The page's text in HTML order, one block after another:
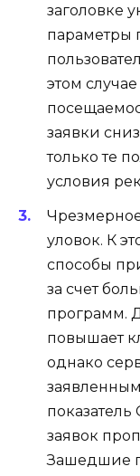
заголовке
параметры
этом
заявки
только те
условия
уловок. К
способы
за счет
программ.
повышает
однако
показатель
заявок
Зашедшие